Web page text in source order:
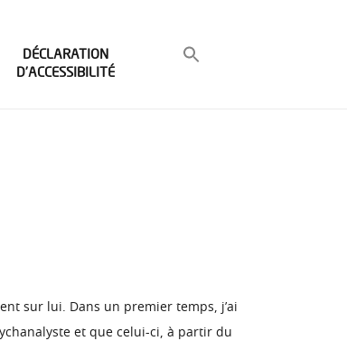
DÉCLARATION
D’ACCESSIBILITÉ
sur lui. Dans un premier temps, j’ai
et que celui-ci, à partir du